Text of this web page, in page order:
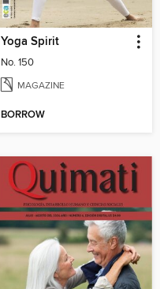
Yoga Spirit
No. 150
MAGAZINE
BORROW